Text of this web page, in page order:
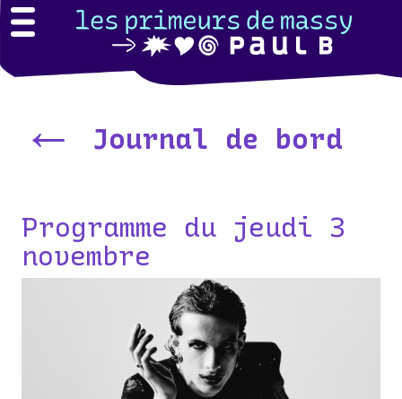
← Journal de bord
Programme du jeudi 3
novembre